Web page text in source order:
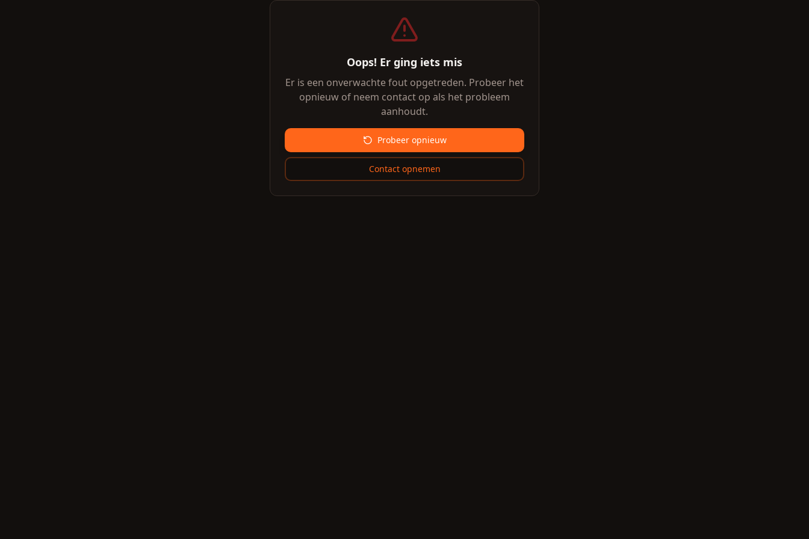
Oops! Er ging iets mis
Er is een onverwachte fout opgetreden. Probeer het
opnieuw of neem contact op als het probleem
aanhoudt.
Probeer opnieuw
Contact opnemen